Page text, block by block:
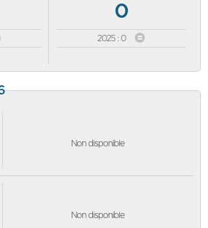
0
2025 : 0
Non disponible
Non disponible